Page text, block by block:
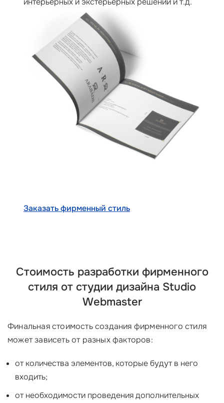
Заказать фирменный стиль
Стоимость разработки фирменного
стиля от студии дизайна Studio
Webmaster
Финальная стоимость создания фирменного стиля
может зависеть от разных факторов:
от количества элементов, которые будут в него
входить;
от необходимости проведения дополнительных